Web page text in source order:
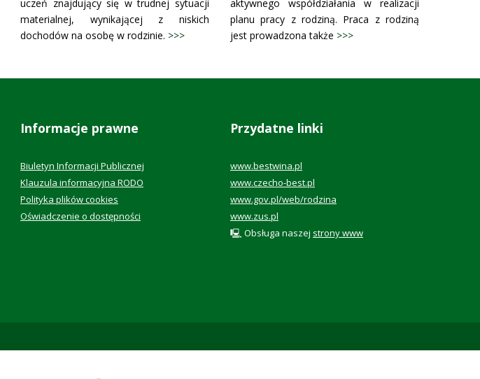
uczeń znajdujący się w trudnej sytuacji
materialnej, wynikającej z niskich
dochodów na osobę w rodzinie. >>>
aktywnego współdziałania w realizacji
planu pracy z rodziną. Praca z rodziną
jest prowadzona także >>>
Informacje prawne
Biuletyn Informacji Publicznej
Klauzula informacyjna RODO
Polityka plików cookies
Oświadczenie o dostępności
Przydatne linki
www.bestwina.pl
www.czecho-best.pl
www.gov.pl/web/rodzina
www.zus.pl
🖳 Obsługa naszej strony www